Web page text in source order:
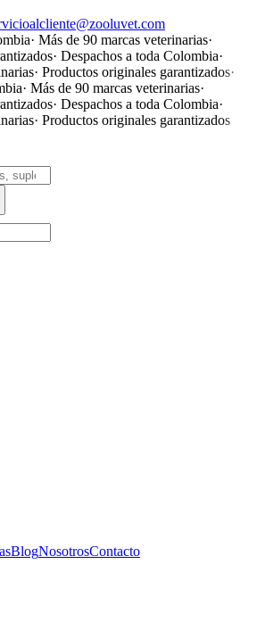
· Más de 90 marcas veterinarias·
· Despachos a toda Colombia·
· Productos originales garantizados·
· Más de 90 marcas veterinarias·
· Despachos a toda Colombia·
· Productos originales garantizados
BlogNosotrosContacto